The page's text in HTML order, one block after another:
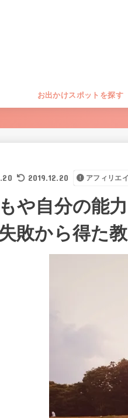
お出かけスポットを探す
2019.12.20 アフィリエ
や自分の能
敗から得た